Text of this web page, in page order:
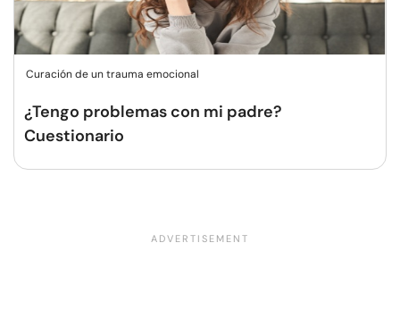
Curación de un trauma emocional
¿Tengo problemas con mi padre?
Cuestionario